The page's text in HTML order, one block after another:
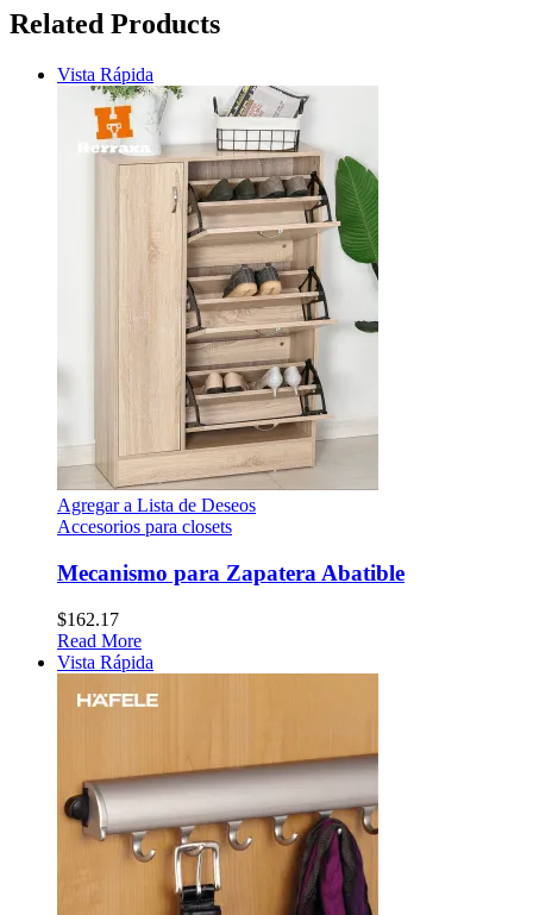
Related Products
Vista Rápida
Agregar a Lista de Deseos
Accesorios para closets
Mecanismo para Zapatera Abatible
$162.17
Read More
Vista Rápida